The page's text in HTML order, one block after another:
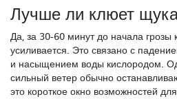
Лучше ли клюет
Да, за 30-60 минут до начала грозы
усиливается. Это связано с
и насыщением воды кислородом.
сильный ветер обычно
это короткое окно возможностей